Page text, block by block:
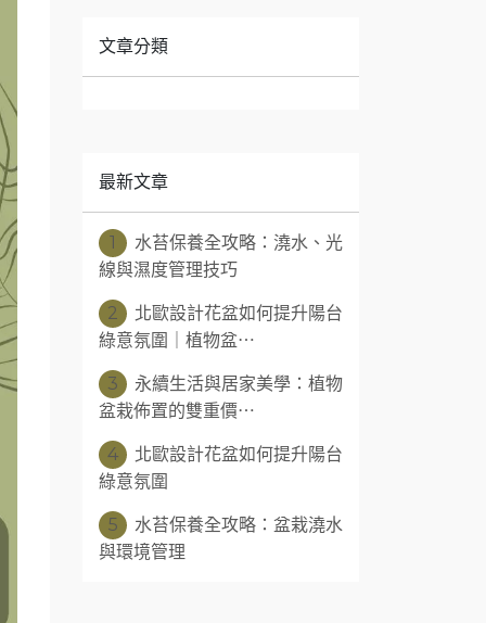
文章分類
最新文章
1
水苔保養全攻略：澆水、光
線與濕度管理技巧
2
北歐設計花盆如何提升陽台
綠意氛圍｜植物盆⋯
3
永續生活與居家美學：植物
盆栽佈置的雙重價⋯
4
北歐設計花盆如何提升陽台
綠意氛圍
5
水苔保養全攻略：盆栽澆水
與環境管理